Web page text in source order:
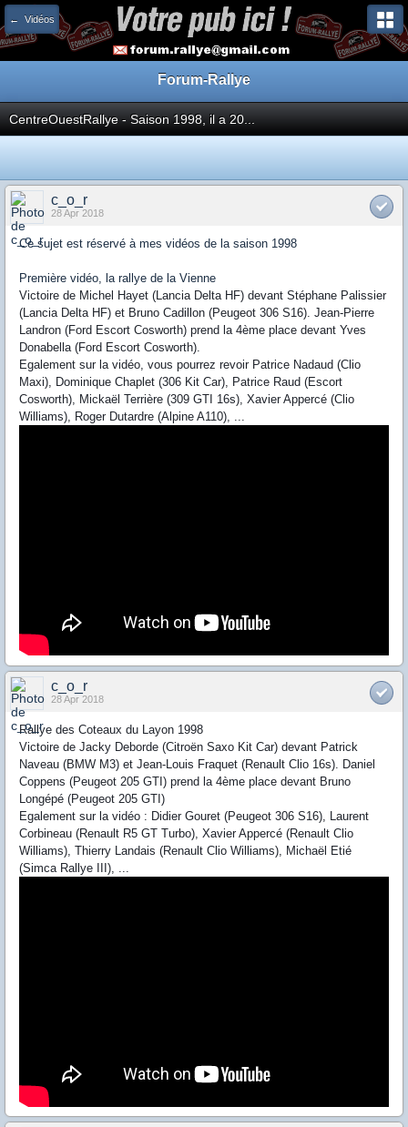
← Vidéos
Forum-Rallye
CentreOuestRallye - Saison 1998, il a 20...
c_o_r
28 Apr 2018
Ce sujet est réservé à mes vidéos de la saison 1998
Première vidéo, la rallye de la Vienne
Victoire de Michel Hayet (Lancia Delta HF) devant Stéphane Palissier
(Lancia Delta HF) et Bruno Cadillon (Peugeot 306 S16). Jean-Pierre
Landron (Ford Escort Cosworth) prend la 4ème place devant Yves
Donabella (Ford Escort Cosworth).
Egalement sur la vidéo, vous pourrez revoir Patrice Nadaud (Clio
Maxi), Dominique Chaplet (306 Kit Car), Patrice Raud (Escort
Cosworth), Mickaël Terrière (309 GTI 16s), Xavier Appercé (Clio
Williams), Roger Dutardre (Alpine A110), ...
c_o_r
28 Apr 2018
Rallye des Coteaux du Layon 1998
Victoire de Jacky Deborde (Citroën Saxo Kit Car) devant Patrick
Naveau (BMW M3) et Jean-Louis Fraquet (Renault Clio 16s). Daniel
Coppens (Peugeot 205 GTI) prend la 4ème place devant Bruno
Longépé (Peugeot 205 GTI)
Egalement sur la vidéo : Didier Gouret (Peugeot 306 S16), Laurent
Corbineau (Renault R5 GT Turbo), Xavier Appercé (Renault Clio
Williams), Thierry Landais (Renault Clio Williams), Michaël Etié
(Simca Rallye III), ...